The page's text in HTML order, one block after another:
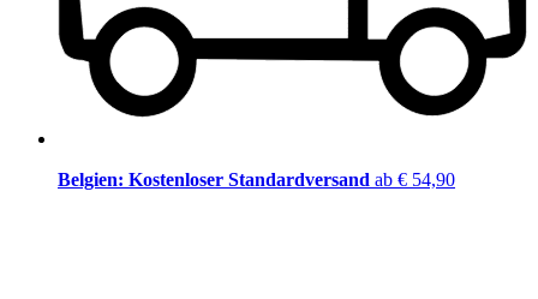
Belgien: Kostenloser Standardversand ab € 54,90